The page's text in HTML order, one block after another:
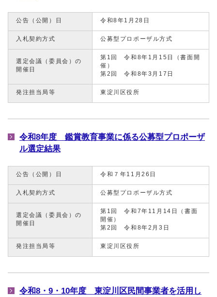
公告（公開）日 令和8年1月28日
入札契約方式 公募型プロポーザル方式
選定会議（委員会）の
開催日
第1回 令和8年1月15日（書面開
催）
第2回 令和8年3月17日
発注担当局等 東淀川区役所
令和8年度 鑑賞教育事業に係る公募型プロポーザ
ル選定結果
公告（公開）日 令和７年11月26日
入札契約方式 公募型プロポーザル方式
選定会議（委員会）の
開催日
第1回 令和7年11月14日（書面
開催）
第2回 令和8年2月3日
発注担当局等 東淀川区役所
令和8・9・10年度 東淀川区民間事業者を活用し